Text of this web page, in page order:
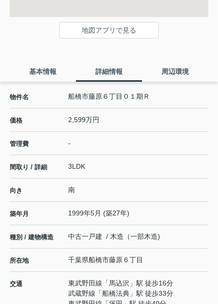
地図アプリで見る
基本情報 詳細情報 周辺環境
物件名 船橋市藤原６丁目０１期Ｒ
価格 2,599万円
管理費 -
間取り / 詳細 3LDK
向き 南
築年月 1999年5月 (築27年)
種別 / 建物構造 中古一戸建 / 木造（一部木造)
所在地 千葉県船橋市藤原６丁目
交通 東武野田線 「馬込沢 」駅 徒歩16分
武蔵野線 「船橋法典 」駅 徒歩33分